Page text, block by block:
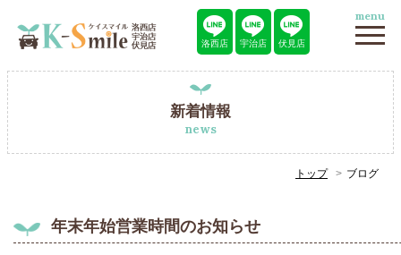
洛西店 宇治店 伏見店
menu
新着情報
news
トップ ブログ
年末年始営業時間のお知らせ